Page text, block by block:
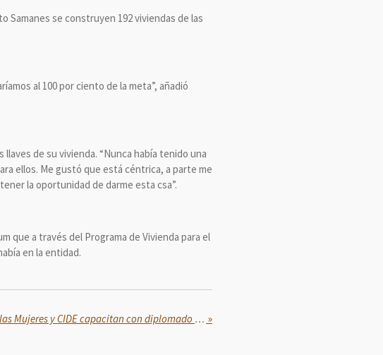
se construyen 192 viviendas de las
al 100 por ciento de la meta”, añadió
de su vivienda. “Nunca había tenido una
ellos. Me gustó que está céntrica, a parte me
la oportunidad de darme esta csa”.
que a través del Programa de Vivienda para el
en la entidad.
Secretaría de las Mujeres y CIDE capacitan con diplomado a personal para el diseño de políticas con perspectiva de género »